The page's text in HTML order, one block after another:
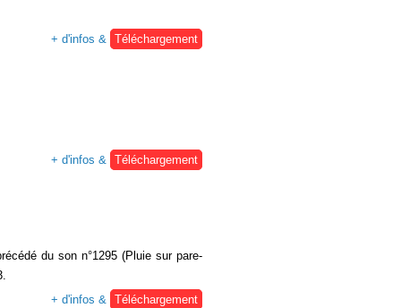
+ d'infos &
Téléchargement
+ d'infos &
Téléchargement
du son n°1295 (Pluie sur pare-
+ d'infos & Téléchargement